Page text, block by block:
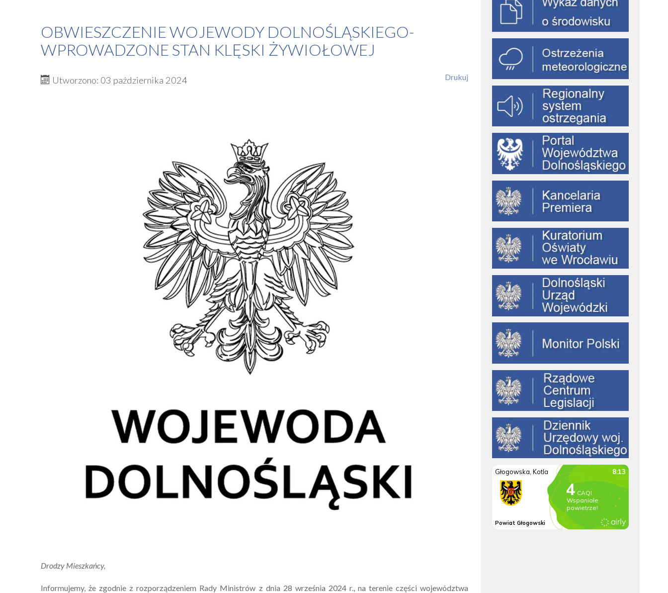
OBWIESZCZENIE WOJEWODY DOLNOŚLĄSKIEGO-
WPROWADZONE STAN KLĘSKI ŻYWIOŁOWEJ
Drukuj
Utworzono: 03 października 2024
Drodzy Mieszkańcy,
Informujemy, że zgodnie z rozporządzeniem Rady Ministrów z dnia 28 września 2024 r., na terenie części województwa